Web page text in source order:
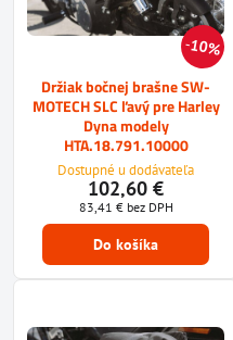
10%
Držiak bočnej brašne SW-
MOTECH SLC ľavý pre Harley
Dyna modely
HTA.18.791.10000
Dostupné u dodávateľa
102,60 €
83,41 € bez DPH
Do košíka